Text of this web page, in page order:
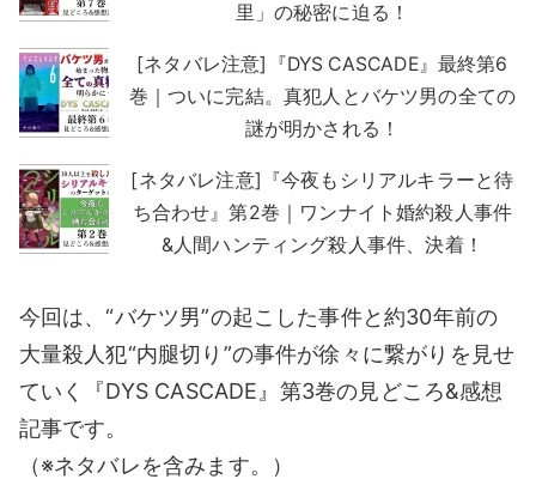
里」の秘密に迫る！
[ネタバレ注意]『DYS CASCADE』最終第6
巻｜ついに完結。真犯人とバケツ男の全ての
謎が明かされる！
[ネタバレ注意]『今夜もシリアルキラーと待
ち合わせ』第2巻｜ワンナイト婚約殺人事件
&人間ハンティング殺人事件、決着！
今回は、“バケツ男”の起こした事件と約30年前の
大量殺人犯“内腿切り”の事件が徐々に繋がりを見せ
ていく『DYS CASCADE』第3巻の見どころ&感想
記事です。
（※ネタバレを含みます。）